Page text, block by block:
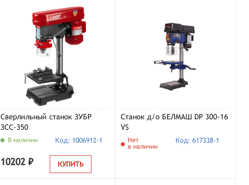
Сверлильный станок ЗУБР
ЗСС-350
В наличии Код: 1006912-1
10202 ₽ КУПИТЬ
Станок д/о БЕЛМАШ DP 300-16
VS
Нет
в наличии
Код: 617338-1